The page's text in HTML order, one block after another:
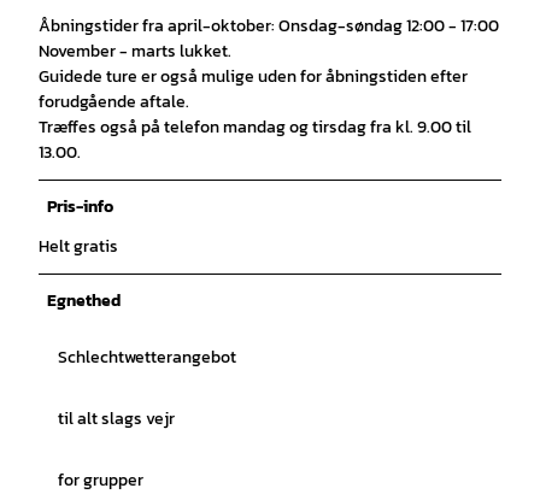
Åbningstider fra april-oktober: Onsdag-søndag 12:00 - 17:00
November - marts lukket.
Guidede ture er også mulige uden for åbningstiden efter
forudgående aftale.
Træffes også på telefon mandag og tirsdag fra kl. 9.00 til
13.00.
Pris-info
Helt gratis
Egnethed
Schlechtwetterangebot
til alt slags vejr
for grupper